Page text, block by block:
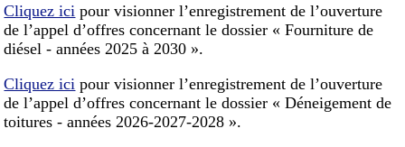
Cliquez ici pour visionner l’enregistrement de l’ouverture
de l’appel d’offres concernant le dossier « Fourniture de
diésel - années 2025 à 2030 ».
Cliquez ici pour visionner l’enregistrement de l’ouverture
de l’appel d’offres concernant le dossier « Déneigement de
toitures - années 2026-2027-2028 ».